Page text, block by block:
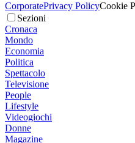
CorporatePrivacy PolicyCookie
Sezioni
Cronaca
Mondo
Economia
Politica
Spettacolo
Televisione
People
Lifestyle
Videogiochi
Donne
Magazine